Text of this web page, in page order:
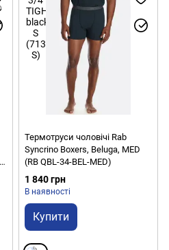
Термотруси чоловічі Rab
Syncrino Boxers, Beluga, MED
(RB QBL-34-BEL-MED)
1 840 грн
В наявності
Купити